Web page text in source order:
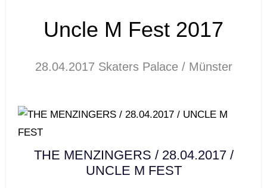
Uncle M Fest 2017
28.04.2017 Skaters Palace / Münster
THE MENZINGERS / 28.04.2017 /
UNCLE M FEST